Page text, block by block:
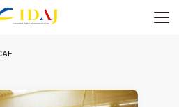
メ